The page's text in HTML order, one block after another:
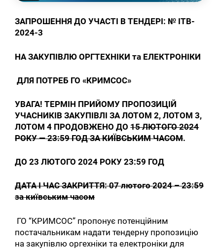
ЗАПРОШЕННЯ ДО УЧАСТІ В ТЕНДЕРІ: № ITB-
2024-3
НА ЗАКУПІВЛЮ ОРГТЕХНІКИ та ЕЛЕКТРОНІКИ
ДЛЯ ПОТРЕБ ГО «КРИМСОС»
УВАГА! ТЕРМІН ПРИЙОМУ ПРОПОЗИЦІЙ
УЧАСНИКІВ ЗАКУПІВЛІ ЗА ЛОТОМ 2, ЛОТОМ 3,
ЛОТОМ 4 ПРОДОВЖЕНО ДО15 ЛЮТОГО 2024
РОКУ — 23:59 ГОД ЗА КИЇВСЬКИМ ЧАСОМ.
ДО 23 ЛЮТОГО 2024 РОКУ 23:59 ГОД
ДАТА І ЧАС ЗАКРИТТЯ: 07 лютого 2024 – 23:59
за київським часом
ГО “КРИМСОС” пропонує потенційним
постачальникам надати тендерну пропозицію
на закупівлю оргехніки та електроніки для